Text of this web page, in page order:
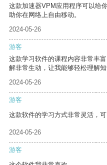
这款加速器VPM应用程序可以给
助你在网络上自由移动。
2024-05-26
游客
这款学习软件的课程内容非常丰
解非常生动，让我能够轻松理解知
2024-05-26
游客
这款软件的学习方式非常灵活，
2024-05-26
游客